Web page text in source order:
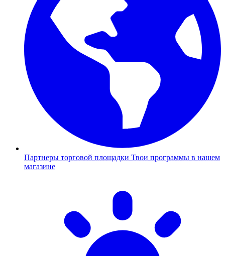
Партнеры торговой площадки Твои программы в нашем
магазине